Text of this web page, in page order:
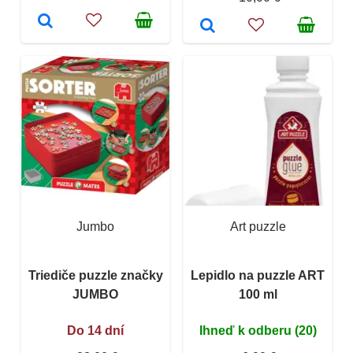
Jumbo
Triediče puzzle značky
JUMBO
Do 14 dní
Art puzzle
Lepidlo na puzzle ART
100 ml
Ihneď k odberu (20)